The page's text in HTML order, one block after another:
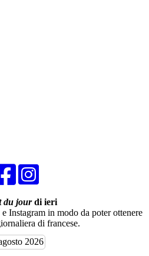
du jourdi ieri
Instagram in modo da poter ottenere
di francese.
2026